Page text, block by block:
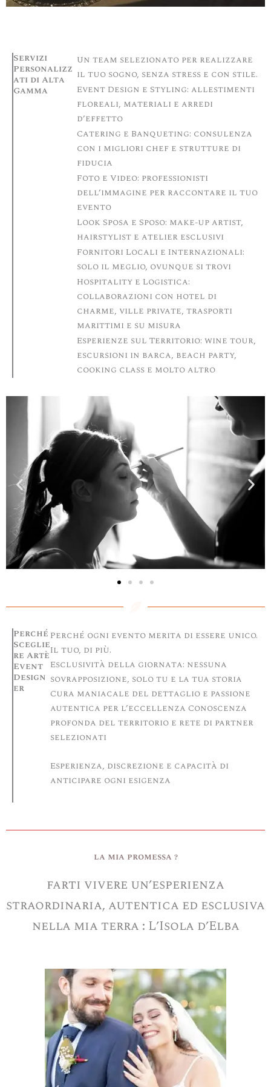
Servizi
Personalizz
ati di Alta
Gamma
Un team selezionato per realizzare
il tuo sogno, senza stress e con stile.
Event Design e Styling: allestimenti
floreali, materiali e arredi
d’effetto
Catering e Banqueting: consulenza
con i migliori chef e strutture di
fiducia
Foto e Video: professionisti
dell’immagine per raccontare il tuo
evento
Look Sposa e Sposo: make-up artist,
hairstylist e atelier esclusivi
Fornitori Locali e Internazionali:
solo il meglio, ovunque si trovi
Hospitality e Logistica:
collaborazioni con hotel di
charme, ville private, trasporti
marittimi e su misura
Esperienze sul Territorio: wine tour,
escursioni in barca, beach party,
cooking class e molto altro
Perché
Sceglie
re Artè
Event
Design
er
Perché ogni evento merita di essere unico.
Il tuo, di più.
Esclusività della giornata: nessuna
sovrapposizione, solo tu e la tua storia
Cura maniacale del dettaglio e passione
autentica per l’eccellenza Conoscenza
profonda del territorio e rete di partner
selezionati
Esperienza, discrezione e capacità di
anticipare ogni esigenza
la mia promessa ?
farti vivere un’esperienza
straordinaria, autentica ed esclusiva
nella mia terra : L’Isola d’Elba